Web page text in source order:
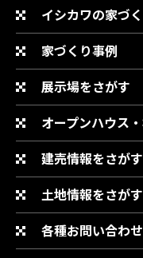
イシカワの家づ
家づくり事例
展示場をさがす
オープンハウス
建売情報をさがす
土地情報をさがす
各種お問い合わせ